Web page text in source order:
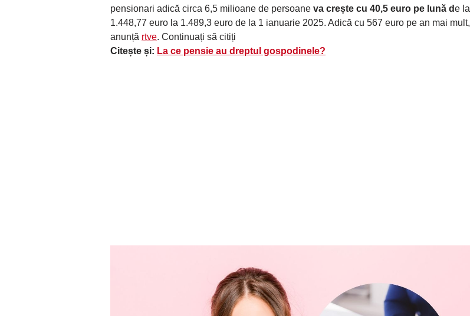
pensionari adică circa 6,5 milioane de persoane va crește cu 40,5 euro pe lună de la
1.448,77 euro la 1.489,3 euro de la 1 ianuarie 2025. Adică cu 567 euro pe an mai mult,
anunță rtve. Continuați să citiți
Citește și: La ce pensie au dreptul gospodinele?